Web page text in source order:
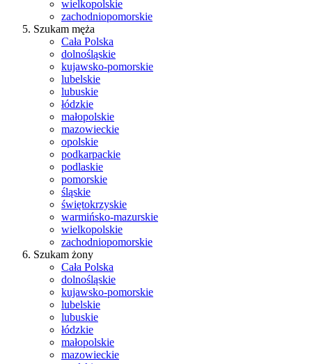
wielkopolskie
zachodniopomorskie
Szukam męża
Cała Polska
dolnośląskie
kujawsko-pomorskie
lubelskie
lubuskie
łódzkie
małopolskie
mazowieckie
opolskie
podkarpackie
podlaskie
pomorskie
śląskie
świętokrzyskie
warmińsko-mazurskie
wielkopolskie
zachodniopomorskie
Szukam żony
Cała Polska
dolnośląskie
kujawsko-pomorskie
lubelskie
lubuskie
łódzkie
małopolskie
mazowieckie